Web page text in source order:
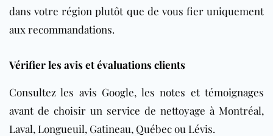
dans votre région plutôt que de vous fier uniquement
aux recommandations.
Vérifier les avis et évaluations clients
Consultez les avis Google, les notes et témoignages
avant de choisir un service de nettoyage à Montréal,
Laval, Longueuil, Gatineau, Québec ou Lévis.